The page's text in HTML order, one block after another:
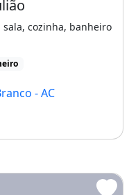
cozinha, banheiro
- AC